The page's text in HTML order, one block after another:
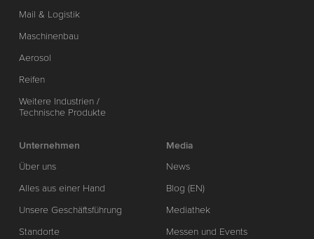
Mail & Logistik
Maschinenbau
Aerosol
Reifen
Weitere Industrien /
Technische Produkte
Unternehmen
Über uns
Alles aus einer Hand
Unsere Geschäftsführung
Standorte
Media
News
Blog (EN)
Mediathek
Messen und Events